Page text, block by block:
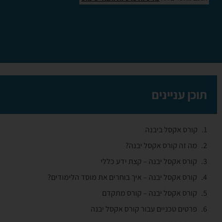
תוכן עניינים
קורס אקסל ביבנה
מה זה קורס אקסל יבנה?
קורס אקסל יבנה – קצת ידע כללי
קורס אקסל יבנה – איך בוחרים את מוסד הלימודים?
קורס אקסל יבנה – קורס מתקדם
פרטים טכניים עבור קורס אקסל יבנה